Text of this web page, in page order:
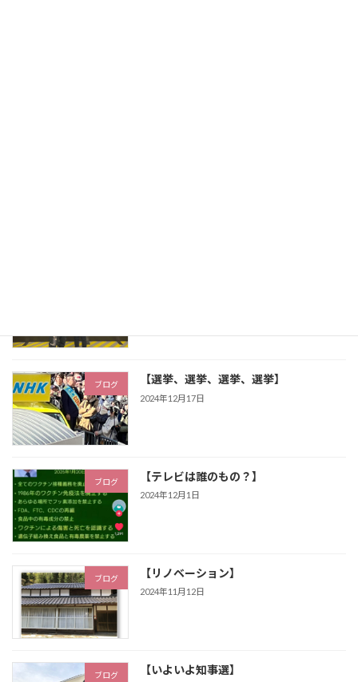
ブログ 【選挙、選挙、選挙、選挙】
2024年12月17日
ブログ 【テレビは誰のもの？】
2024年12月1日
ブログ 【リノベーション】
2024年11月12日
ブログ 【いよいよ知事選】